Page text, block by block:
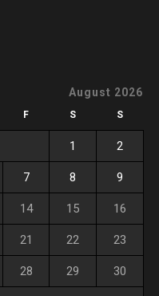
August 2026
F S S
1 2
7 8 9
14 15 16
21 22 23
28 29 30